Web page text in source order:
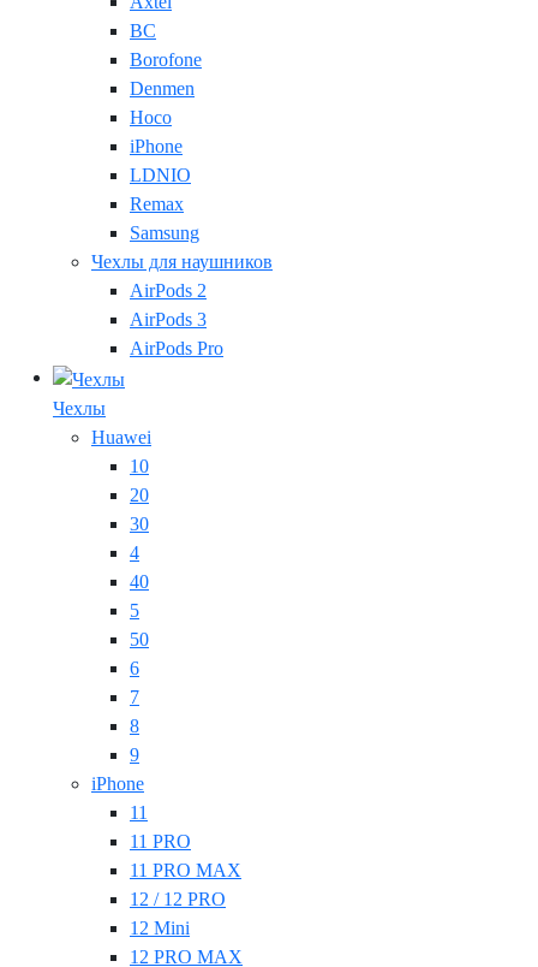
BC
Borofone
Denmen
Hoco
iPhone
LDNIO
Remax
Samsung
Чехлы для наушников
AirPods 2
AirPods 3
AirPods Pro
Чехлы
Huawei
10
20
30
4
40
5
50
6
7
8
9
iPhone
11
11 PRO
11 PRO MAX
12 / 12 PRO
12 Mini
12 PRO MAX